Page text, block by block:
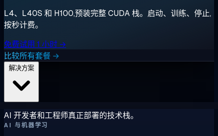
L4、L40S 和 H100,预装完整 CUDA 栈。启动、训练、停止,
按秒计费。
免费试用 1 小时 →
比较所有套餐 →
AI 开发者和工程师真正部署的技术栈。
AI 与机器学习